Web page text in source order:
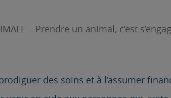
– Prendre un animal, c’est
des soins et à l’assumer